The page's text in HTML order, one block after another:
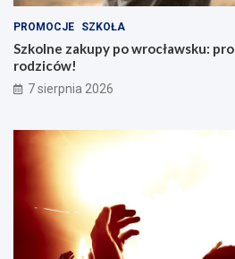
PROMOCJE SZKOŁA
Szkolne zakupy po wrocławsku:
rodziców!
7 sierpnia 2026